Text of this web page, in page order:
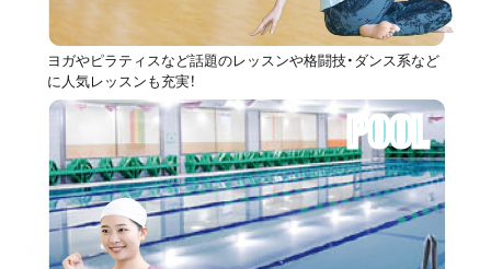
ヨガやピラティスなど話題のレッスンや格闘技・ダンス系など
に人気レッスンも充実！
POOL